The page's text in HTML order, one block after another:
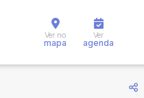
Cidade
Ver no
mapa
Ver
agenda